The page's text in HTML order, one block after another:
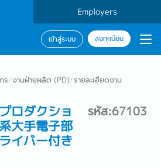
Employers
เข้าสู่ระบบ ลงทะเบียน
ร/งานฝ่ายผลิต (PD)/รายละเอียดงาน
ロダクショ
大手電子部
イバー付き
รหัส:67103